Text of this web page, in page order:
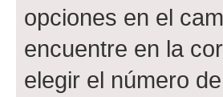
opciones en el
encuentre en la
elegir el número